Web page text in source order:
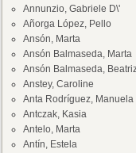
Annunzio, Gabriele D\'
Añorga López, Pello
Ansón, Marta
Ansón Balmaseda, Marta
Ansón Balmaseda,
Anstey, Caroline
Anta Rodríguez, Manuela
Antczak, Kasia
Antelo, Marta
Antín, Estela